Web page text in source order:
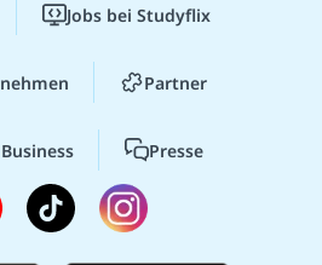
Jobs bei Studyflix
Partner
Presse